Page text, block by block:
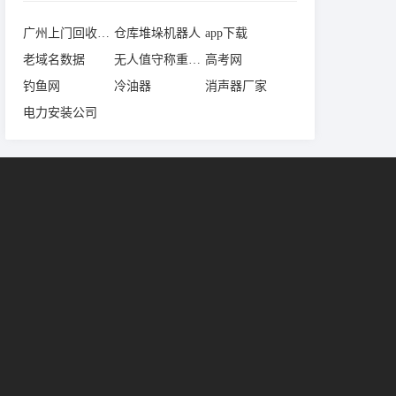
广州上门回收电脑 仓库堆垛机器人 app下载
老域名数据
无人值守称重系统 高考网
钓鱼网
冷油器
消声器厂家
电力安装公司